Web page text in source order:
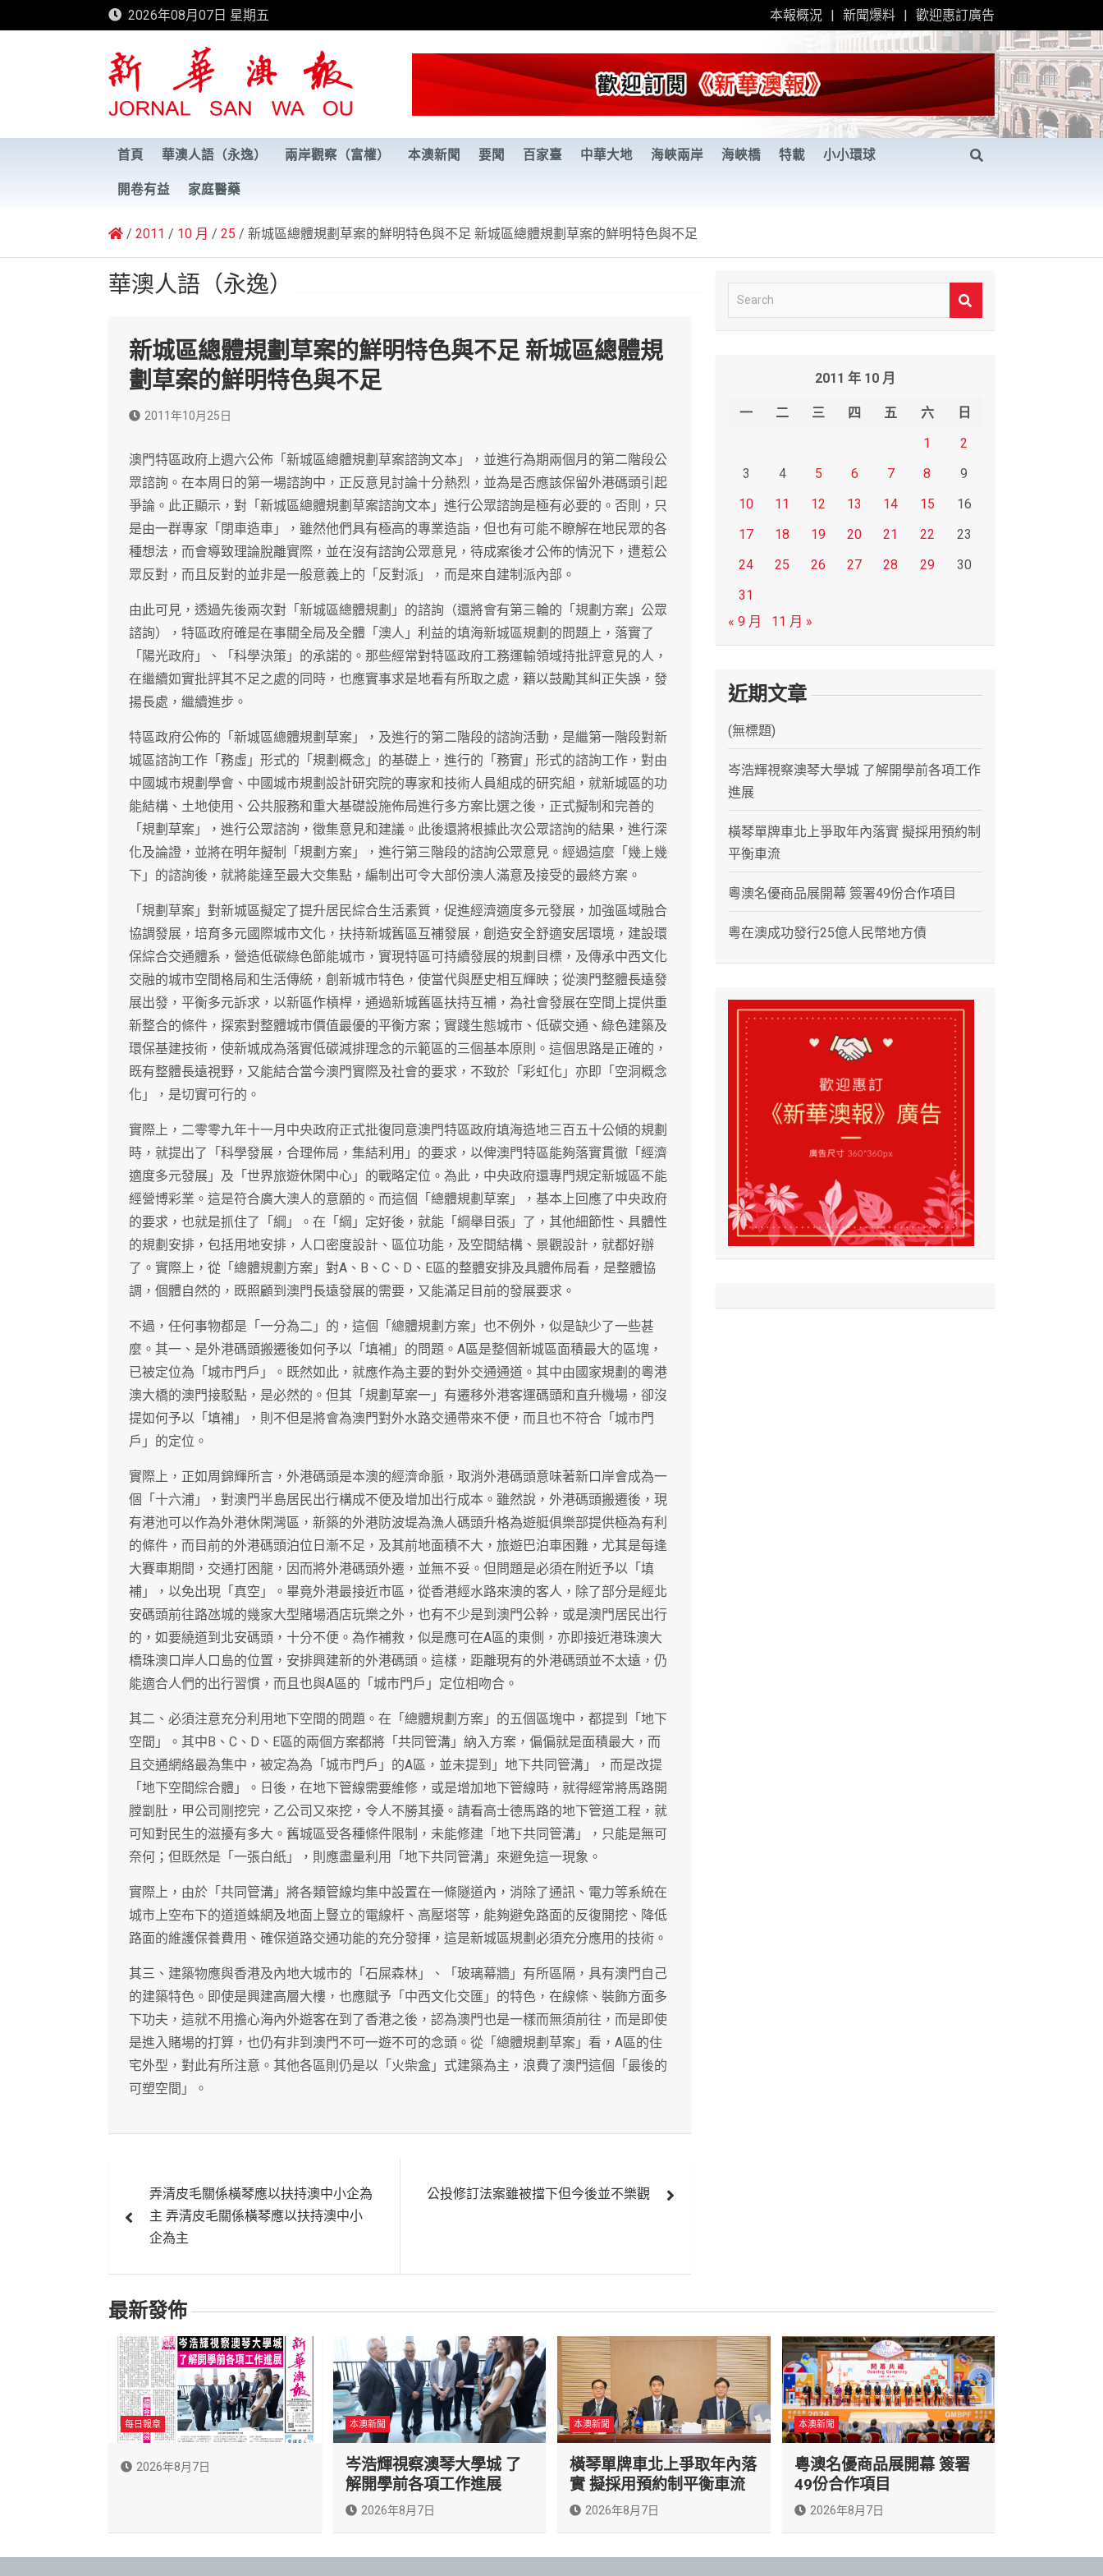
to
2026年08月07日 星期五 本報概況 新聞爆料 歡迎惠訂廣告
新華澳報
首頁 華澳人語（永逸） 兩岸觀察（富權） 本澳新聞 要聞 百家臺 中華大地 海峽兩岸 海峽橋 特載 小小環球
開卷有益 家庭醫藥
2011 10 月 25 新城區總體規劃草案的鮮明特色與不足 新城區總體規劃草案的鮮明特色與不足
華澳人語（永逸）
新城區總體規劃草案的鮮明特色與不足 新城區總體規
劃草案的鮮明特色與不足
2011年10月25日
澳門特區政府上週六公佈「新城區總體規劃草案諮詢文本」，並進行為期兩個月的第二階段公
眾諮詢。在本周日的第一場諮詢中，正反意見討論十分熱烈，並為是否應該保留外港碼頭引起
爭論。此正顯示，對「新城區總體規劃草案諮詢文本」進行公眾諮詢是極有必要的。否則，只
是由一群專家「閉車造車」，雖然他們具有極高的專業造詣，但也有可能不瞭解在地民眾的各
種想法，而會導致理論脫離實際，並在沒有諮詢公眾意見，待成案後才公佈的情況下，遭惹公
眾反對，而且反對的並非是一般意義上的「反對派」，而是來自建制派內部。
由此可見，透過先後兩次對「新城區總體規劃」的諮詢（還將會有第三輪的「規劃方案」公眾
諮詢），特區政府確是在事關全局及全體「澳人」利益的填海新城區規劃的問題上，落實了
「陽光政府」、「科學決策」的承諾的。那些經常對特區政府工務運輸領域持批評意見的人，
在繼續如實批評其不足之處的同時，也應實事求是地看有所取之處，籍以鼓勵其糾正失誤，發
揚長處，繼續進步。
特區政府公佈的「新城區總體規劃草案」，及進行的第二階段的諮詢活動，是繼第一階段對新
城區諮詢工作「務虛」形式的「規劃概念」的基礎上，進行的「務實」形式的諮詢工作，對由
中國城市規劃學會、中國城市規劃設計研究院的專家和技術人員組成的研究組，就新城區的功
能結構、土地使用、公共服務和重大基礎設施佈局進行多方案比選之後，正式擬制和完善的
「規劃草案」，進行公眾諮詢，徵集意見和建議。此後還將根據此次公眾諮詢的結果，進行深
化及論證，並將在明年擬制「規劃方案」，進行第三階段的諮詢公眾意見。經過這麼「幾上幾
下」的諮詢後，就將能達至最大交集點，編制出可令大部份澳人滿意及接受的最終方案。
「規劃草案」對新城區擬定了提升居民綜合生活素質，促進經濟適度多元發展，加強區域融合
協調發展，培育多元國際城市文化，扶持新城舊區互補發展，創造安全舒適安居環境，建設環
保綜合交通體系，營造低碳綠色節能城市，實現特區可持續發展的規劃目標，及傳承中西文化
交融的城市空間格局和生活傳統，創新城市特色，使當代與歷史相互輝映；從澳門整體長遠發
展出發，平衡多元訴求，以新區作槓桿，通過新城舊區扶持互補，為社會發展在空間上提供重
新整合的條件，探索對整體城市價值最優的平衡方案；實踐生態城市、低碳交通、綠色建築及
環保基建技術，使新城成為落實低碳減排理念的示範區的三個基本原則。這個思路是正確的，
既有整體長遠視野，又能結合當今澳門實際及社會的要求，不致於「彩虹化」亦即「空洞概念
化」，是切實可行的。
實際上，二零零九年十一月中央政府正式批復同意澳門特區政府填海造地三百五十公傾的規劃
時，就提出了「科學發展，合理佈局，集結利用」的要求，以俾澳門特區能夠落實貫徹「經濟
適度多元發展」及「世界旅遊休閑中心」的戰略定位。為此，中央政府還專門規定新城區不能
經營博彩業。這是符合廣大澳人的意願的。而這個「總體規劃草案」，基本上回應了中央政府
的要求，也就是抓住了「綱」。在「綱」定好後，就能「綱舉目張」了，其他細節性、具體性
的規劃安排，包括用地安排，人口密度設計、區位功能，及空間結構、景觀設計，就都好辦
了。實際上，從「總體規劃方案」對A、B、C、D、E區的整體安排及具體佈局看，是整體協
調，個體自然的，既照顧到澳門長遠發展的需要，又能滿足目前的發展要求。
不過，任何事物都是「一分為二」的，這個「總體規劃方案」也不例外，似是缺少了一些甚
麼。其一、是外港碼頭搬遷後如何予以「填補」的問題。A區是整個新城區面積最大的區塊，
已被定位為「城市門戶」。既然如此，就應作為主要的對外交通通道。其中由國家規劃的粵港
澳大橋的澳門接駁點，是必然的。但其「規劃草案一」有遷移外港客運碼頭和直升機場，卻沒
提如何予以「填補」，則不但是將會為澳門對外水路交通帶來不便，而且也不符合「城市門
戶」的定位。
實際上，正如周錦輝所言，外港碼頭是本澳的經濟命脈，取消外港碼頭意味著新口岸會成為一
個「十六浦」，對澳門半島居民出行構成不便及增加出行成本。雖然說，外港碼頭搬遷後，現
有港池可以作為外港休閑灣區，新築的外港防波堤為漁人碼頭升格為遊艇俱樂部提供極為有利
的條件，而目前的外港碼頭泊位日漸不足，及其前地面積不大，旅遊巴泊車困難，尤其是每逢
大賽車期間，交通打困龍，因而將外港碼頭外遷，並無不妥。但問題是必須在附近予以「填
補」，以免出現「真空」。畢竟外港最接近市區，從香港經水路來澳的客人，除了部分是經北
安碼頭前往路氹城的幾家大型賭場酒店玩樂之外，也有不少是到澳門公幹，或是澳門居民出行
的，如要繞道到北安碼頭，十分不便。為作補救，似是應可在A區的東側，亦即接近港珠澳大
橋珠澳口岸人口島的位置，安排興建新的外港碼頭。這樣，距離現有的外港碼頭並不太遠，仍
能適合人們的出行習慣，而且也與A區的「城市門戶」定位相吻合。
其二、必須注意充分利用地下空間的問題。在「總體規劃方案」的五個區塊中，都提到「地下
空間」。其中B、C、D、E區的兩個方案都將「共同管溝」納入方案，偏偏就是面積最大，而
且交通網絡最為集中，被定為為「城市門戶」的A區，並未提到」地下共同管溝」，而是改提
「地下空間綜合體」。日後，在地下管線需要維修，或是增加地下管線時，就得經常將馬路開
膛劏肚，甲公司剛挖完，乙公司又來挖，令人不勝其擾。請看高士德馬路的地下管道工程，就
可知對民生的滋擾有多大。舊城區受各種條件限制，未能修建「地下共同管溝」，只能是無可
奈何；但既然是「一張白紙」，則應盡量利用「地下共同管溝」來避免這一現象。
實際上，由於「共同管溝」將各類管線均集中設置在一條隧道內，消除了通訊、電力等系統在
城市上空布下的道道蛛網及地面上豎立的電線杆、高壓塔等，能夠避免路面的反復開挖、降低
路面的維護保養費用、確保道路交通功能的充分發揮，這是新城區規劃必須充分應用的技術。
其三、建築物應與香港及內地大城市的「石屎森林」、「玻璃幕牆」有所區隔，具有澳門自己
的建築特色。即使是興建高層大樓，也應賦予「中西文化交匯」的特色，在線條、裝飾方面多
下功夫，這就不用擔心海內外遊客在到了香港之後，認為澳門也是一樣而無須前往，而是即使
是進入賭場的打算，也仍有非到澳門不可一遊不可的念頭。從「總體規劃草案」看，A區的住
宅外型，對此有所注意。其他各區則仍是以「火柴盒」式建築為主，浪費了澳門這個「最後的
可塑空間」。
章
覽
弄清皮毛關係橫琴應以扶持澳中小企為
主 弄清皮毛關係橫琴應以扶持澳中小
企為主
公投修訂法案雖被擋下但今後並不樂觀
e
2011 年 10 月
一 二 三 四 五 六
日
1
2
3
4 5 6 7 8
9
10
11 12 13 14 15
16
17
18 19 20 21 22
23
24
25 26 27 28 29
30
31
« 9 月
11 月 »
近期文章
(無標題)
岑浩輝視察澳琴大學城 了解開學前各項工作
進展
橫琴單牌車北上爭取年內落實 擬採用預約制
平衡車流
粵澳名優商品展開幕 簽署49份合作項目
粵在澳成功發行25億人民幣地方債
最新發佈
每日報章
2026年8月7日
本澳新聞
岑浩輝視察澳琴大學城 了
解開學前各項工作進展
2026年8月7日
本澳新聞
橫琴單牌車北上爭取年內落
實 擬採用預約制平衡車流
2026年8月7日
本澳新聞
粵澳名優商品展開幕 簽署
49份合作項目
2026年8月7日